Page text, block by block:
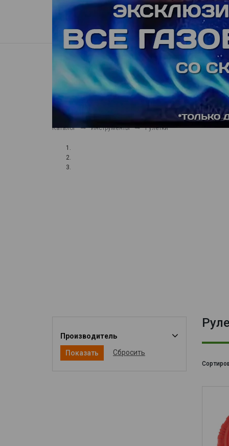
Пункты выдачи Доставка Гарантия, сервис
КАТАЛОГ ТОВАРОВ Все товары
Каталог Инструменты Рулетки
Производитель
Сбросить